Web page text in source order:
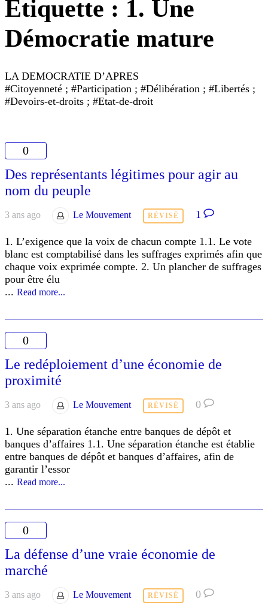
Étiquette : 1. Une
Démocratie mature
LA DEMOCRATIE D’APRES
#Citoyenneté ; #Participation ; #Délibération ; #Libertés ;
#Devoirs-et-droits ; #Etat-de-droit
0
Des représentants légitimes pour agir au
nom du peuple
3 ans ago Le Mouvement RÉVISÉ 1
1. L’exigence que la voix de chacun compte 1.1. Le vote
blanc est comptabilisé dans les suffrages exprimés afin que
chaque voix exprimée compte. 2. Un plancher de suffrages
pour être élu
... Read more...
0
Le redéploiement d’une économie de
proximité
3 ans ago Le Mouvement RÉVISÉ 0
1. Une séparation étanche entre banques de dépôt et
banques d’affaires 1.1. Une séparation étanche est établie
entre banques de dépôt et banques d’affaires, afin de
garantir l’essor
... Read more...
0
La défense d’une vraie économie de
marché
3 ans ago Le Mouvement RÉVISÉ 0